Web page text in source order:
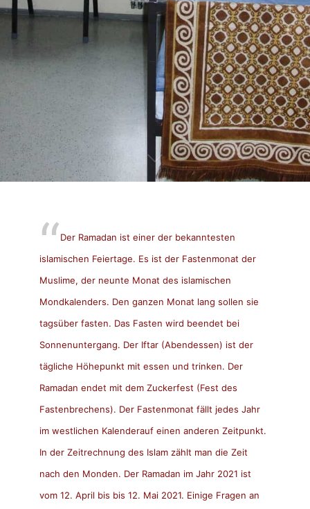
Der Ramadan ist einer der bekanntesten
islamischen Feiertage. Es ist der Fastenmonat der
Muslime, der neunte Monat des islamischen
Mondkalenders. Den ganzen Monat lang sollen sie
tagsüber fasten. Das Fasten wird beendet bei
Sonnenuntergang. Der Iftar (Abendessen) ist der
tägliche Höhepunkt mit essen und trinken. Der
Ramadan endet mit dem Zuckerfest (Fest des
Fastenbrechens). Der Fastenmonat fällt jedes Jahr
im westlichen Kalenderauf einen anderen Zeitpunkt.
In der Zeitrechnung des Islam zählt man die Zeit
nach den Monden. Der Ramadan im Jahr 2021 ist
vom 12. April bis bis 12. Mai 2021. Einige Fragen an